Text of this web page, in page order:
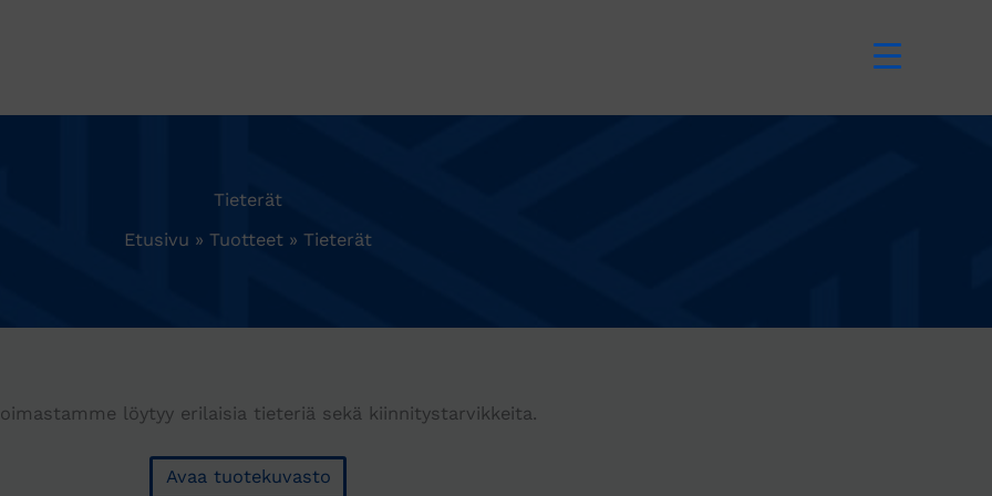
Tieterät
Etusivu
Tuotteet Tieterät
löytyy erilaisia tieteriä sekä kiinnitystarvikkeita.
Avaa tuotekuvasto